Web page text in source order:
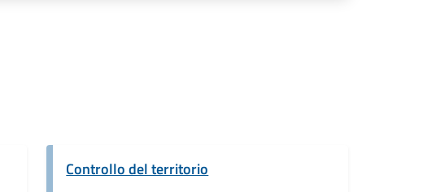
Controllo del territorio